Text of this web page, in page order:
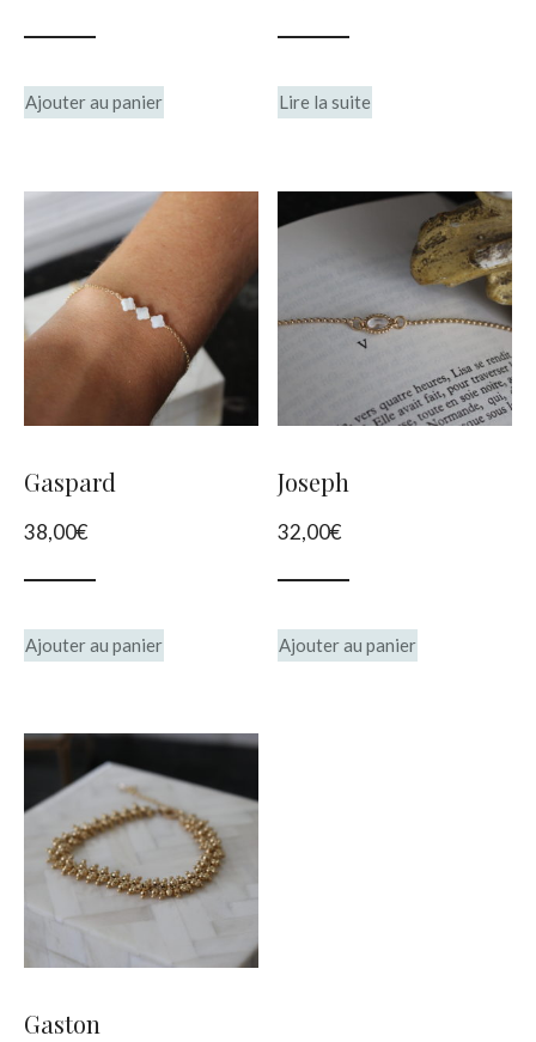
Ajouter au panier Lire la suite
Gaspard
38,00€
Ajouter au panier
Joseph
32,00€
Ajouter au panier
Gaston